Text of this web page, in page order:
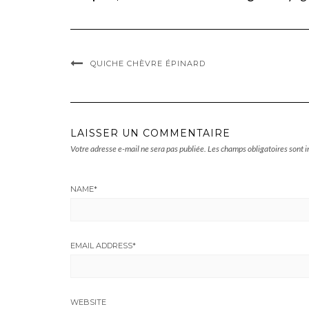
QUICHE CHÈVRE ÉPINARD
LAISSER UN COMMENTAIRE
Votre adresse e-mail ne sera pas publiée. Les champs obligatoires sont
NAME*
EMAIL ADDRESS*
WEBSITE